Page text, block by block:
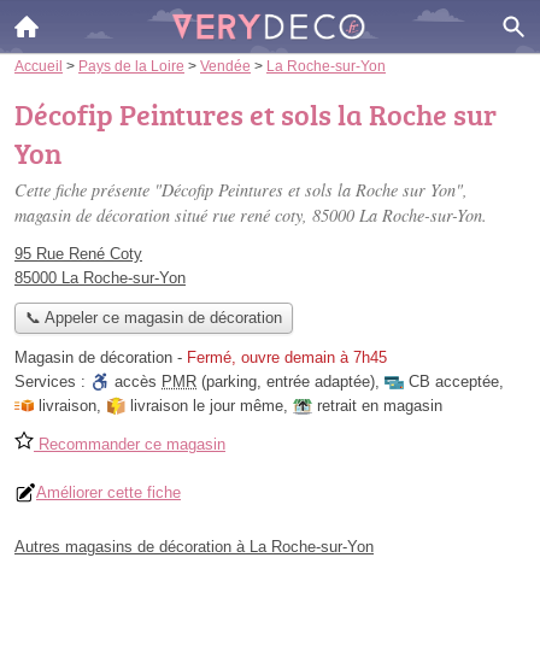
Accueil > Pays de la Loire > Vendée > La Roche-sur-Yon
Décofip Peintures et sols la Roche sur
Yon
Cette fiche présente "Décofip Peintures et sols la Roche sur Yon",
magasin de décoration situé rue rené coty, 85000 La Roche-sur-Yon.
95 Rue René Coty
85000 La Roche-sur-Yon
📞 Appeler ce magasin de décoration
Magasin de décoration - Fermé, ouvre demain à 7h45
Services :
accès PMR (parking, entrée adaptée), CB acceptée,
livraison, livraison le jour même, retrait en magasin
Recommander ce magasin
Améliorer cette fiche
Autres magasins de décoration à La Roche-sur-Yon